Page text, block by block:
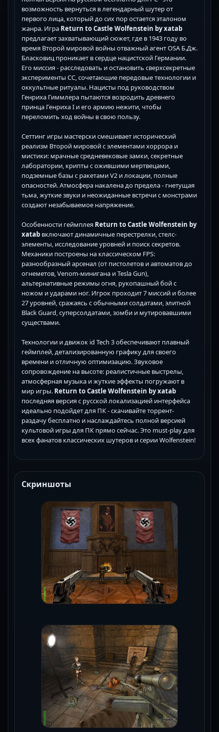
возможность вернуться в легендарный шутер от
первого лица, который до сих пор остается эталоном
жанра. Игра Return to Castle Wolfenstein by xatab
предлагает захватывающий сюжет, где в 1943 году во
время Второй мировой войны отважный агент OSA Б.Дж.
Бласковиц проникает в сердце нацистской Германии.
Его миссия - расследовать и остановить сверхсекретные
эксперименты СС, сочетающие передовые технологии и
оккультные ритуалы. Нацисты под руководством
Генриха Гиммлера пытаются возродить древнего
принца Генриха I и его армию нежити, чтобы
переломить ход войны в свою пользу.
Сеттинг игры мастерски смешивает исторический
реализм Второй мировой с элементами хоррора и
мистики: мрачные средневековые замки, секретные
лаборатории, крипты с ожившими мертвецами,
подземные базы с ракетами V2 и локации, полные
опасностей. Атмосфера накалена до предела - гнетущая
тьма, жуткие звуки и неожиданные встречи с монстрами
создают незабываемое напряжение.
Особенности геймплея Return to Castle Wolfenstein by
xatab включают динамичные перестрелки, стелс-
элементы, исследование уровней и поиск секретов.
Механики построены на классическом FPS:
разнообразный арсенал (от пистолетов и автоматов до
огнеметов, Venom-минигана и Tesla Gun),
альтернативные режимы огня, рукопашный бой с
ножом и ударами ног. Игрок проходит 7 миссий и более
27 уровней, сражаясь с обычными солдатами, элитной
Black Guard, суперсолдатами, зомби и мутировавшими
существами.
Технологии и движок id Tech 3 обеспечивают плавный
геймплей, детализированную графику для своего
времени и отличную оптимизацию. Звуковое
сопровождение на высоте: реалистичные выстрелы,
атмосферная музыка и жуткие эффекты погружают в
мир игры. Return to Castle Wolfenstein by xatab
последняя версия с русской локализацией интерфейса
идеально подойдет для ПК - скачивайте торрент-
раздачу бесплатно и наслаждайтесь полной версией
культовой игры для ПК прямо сейчас. Это must-play для
всех фанатов классических шутеров и серии Wolfenstein!
Скриншоты